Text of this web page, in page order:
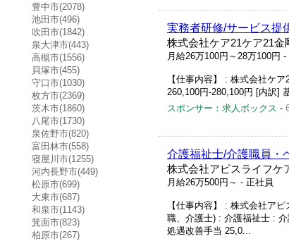
豊中市(2078)
池田市(496)
吹田市(1842)
泉大津市(443)
高槻市(1556)
貝塚市(455)
守口市(1030)
枚方市(2369)
茨木市(1860)
八尾市(1730)
泉佐野市(820)
富田林市(558)
寝屋川市(1255)
河内長野市(449)
松原市(699)
大東市(687)
和泉市(1143)
箕面市(823)
柏原市(267)
実務者研修/サービス提
株式会社ケア21ケア21金
月給26万100円～28万100円 -
【仕事内容】 : 株式会社ケ
260,100円-280,100円 [内訳]
スポンサー：求人ボックス -
介護福祉士/介護職員・
株式会社アピスライフケ
月給26万500円～ - 正社員
【仕事内容】 : 株式会社ア
職、介護士) : 介護福祉士 :
処遇改善手当 25,0...